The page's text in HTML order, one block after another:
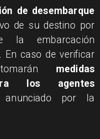
de desembarque
de su destino por
la embarcación
En caso de verificar
medidas
los agentes
por la